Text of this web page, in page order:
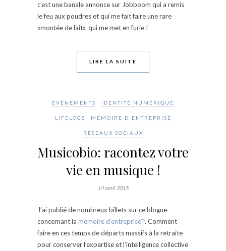
c’est une banale annonce sur Jobboom qui a remis
le feu aux poudres et qui me fait faire une rare
«montée de lait». qui me met en furie !
LIRE LA SUITE
ÉVÉNEMENTS IDENTITÉ NUMÉRIQUE
LIFELOGS MÉMOIRE D'ENTREPRISE
RÉSEAUX SOCIAUX
Musicobio: racontez votre
vie en musique !
14 avril 2015
J’ai publié de nombreux billets sur ce blogue
concernant la mémoire d’entreprise™. Comment
faire en ces temps de départs massifs à la retraite
pour conserver l’expertise et l’intelligence collective